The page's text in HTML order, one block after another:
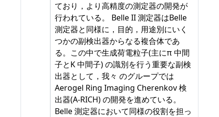
ており，より高精度の測定器の開発が
行われている。 Belle II 測定器はBelle
測定器と同様に，目的，用途別にいく
つかの副検出器からなる複合体であ
る。この中で生成荷電粒子(主にπ 中間
子とK 中間子) の識別を行う重要な副検
出器として，我々 のグループでは
Aerogel Ring Imaging Cherenkov 検
出器(A-RICH) の開発を進めている。
Belle 測定器において同様の役割を担っ